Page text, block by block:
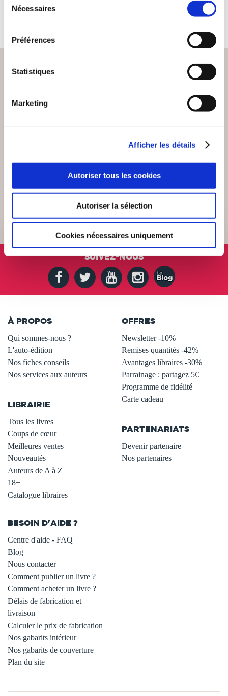
Nécessaires
Préférences
Statistiques
Marketing
Afficher les détails
Autoriser tous les cookies
Autoriser la sélection
Cookies nécessaires uniquement
SERVICE CLIENT
Lundi au vendredi, 10-12h / 14-16h
SUIVEZ-NOUS
À PROPOS
Qui sommes-nous ?
L'auto-édition
Nos fiches conseils
Nos services aux auteurs
LIBRAIRIE
Tous les livres
Coups de cœur
Meilleures ventes
Nouveautés
Auteurs de A à Z
18+
Catalogue libraires
OFFRES
Newsletter -10%
Remises quantités -42%
Avantages libraires -30%
Parrainage : partagez 5€
Programme de fidélité
Carte cadeau
PARTENARIATS
Devenir partenaire
Nos partenaires
BESOIN D'AIDE ?
Centre d'aide - FAQ
Blog
Nous contacter
Comment publier un livre ?
Comment acheter un livre ?
Délais de fabrication et
livraison
Calculer le prix de fabrication
Nos gabarits intérieur
Nos gabarits de couverture
Plan du site